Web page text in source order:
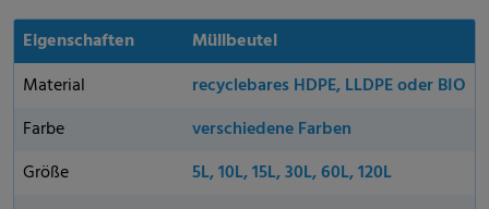
Eigenschaften
Müllbeutel
Material
recyclebares HDPE, LLDPE oder BIO
Farbe
verschiedene Farben
Größe
5L, 10L, 15L, 30L, 60L, 120L